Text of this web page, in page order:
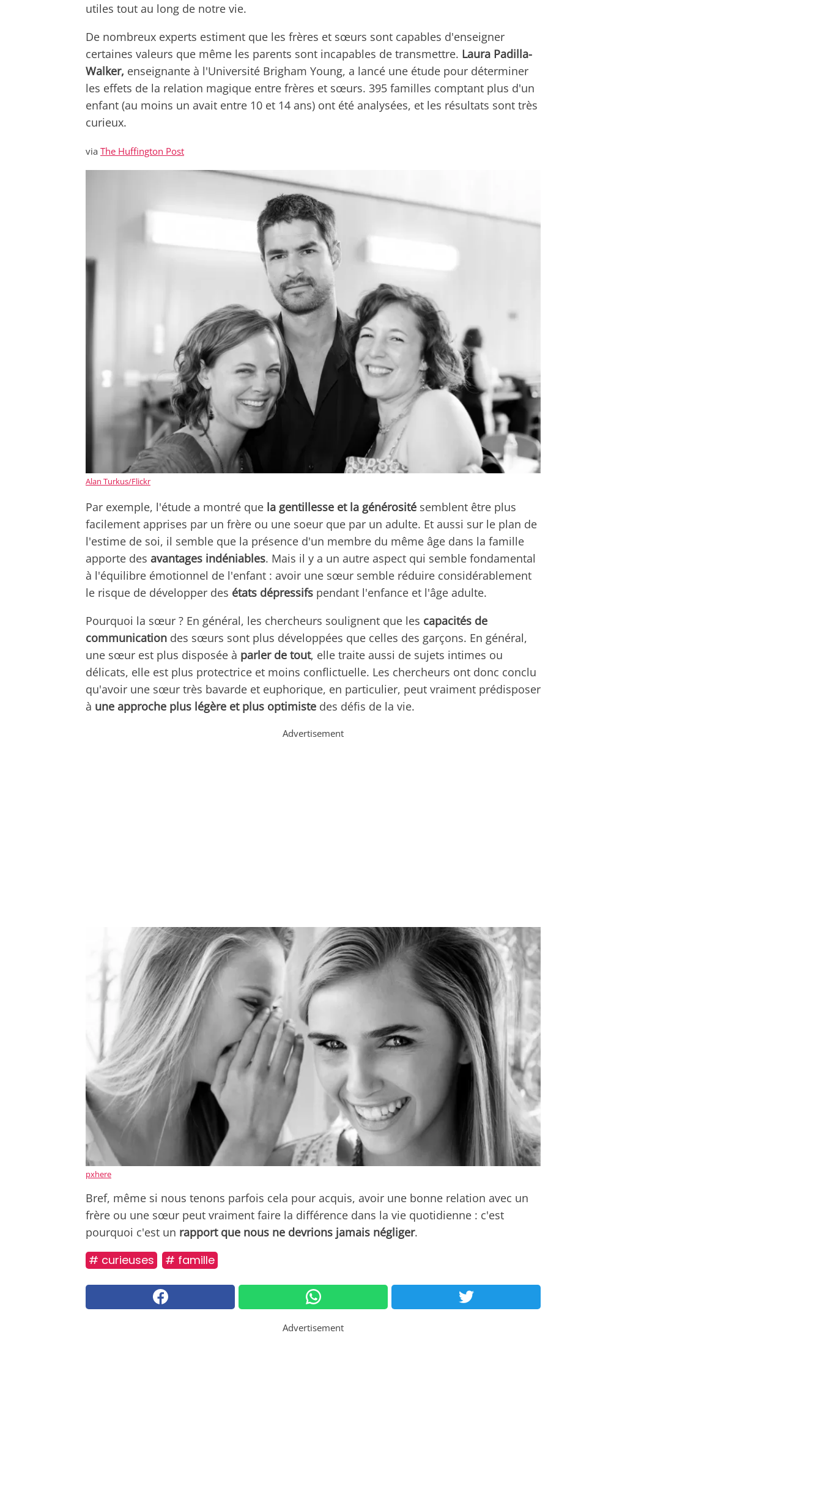
utiles tout au long de notre vie.
De nombreux experts estiment que les frères et sœurs sont capables d'enseigner
certaines valeurs que même les parents sont incapables de transmettre. Laura Padilla-
Walker, enseignante à l'Université Brigham Young, a lancé une étude pour déterminer
les effets de la relation magique entre frères et sœurs. 395 familles comptant plus d'un
enfant (au moins un avait entre 10 et 14 ans) ont été analysées, et les résultats sont très
curieux.
via The Huffington Post
Alan Turkus/Flickr
Par exemple, l'étude a montré que la gentillesse et la générosité semblent être plus
facilement apprises par un frère ou une soeur que par un adulte. Et aussi sur le plan de
l'estime de soi, il semble que la présence d'un membre du même âge dans la famille
apporte des avantages indéniables. Mais il y a un autre aspect qui semble fondamental
à l'équilibre émotionnel de l'enfant : avoir une sœur semble réduire considérablement
le risque de développer des états dépressifs pendant l'enfance et l'âge adulte.
Pourquoi la sœur ? En général, les chercheurs soulignent que les capacités de
communication des sœurs sont plus développées que celles des garçons. En général,
une sœur est plus disposée à parler de tout, elle traite aussi de sujets intimes ou
délicats, elle est plus protectrice et moins conflictuelle. Les chercheurs ont donc conclu
qu'avoir une sœur très bavarde et euphorique, en particulier, peut vraiment prédisposer
à une approche plus légère et plus optimiste des défis de la vie.
Advertisement
pxhere
Bref, même si nous tenons parfois cela pour acquis, avoir une bonne relation avec un
frère ou une sœur peut vraiment faire la différence dans la vie quotidienne : c'est
pourquoi c'est un rapport que nous ne devrions jamais négliger.
# curieuses # famille
Advertisement